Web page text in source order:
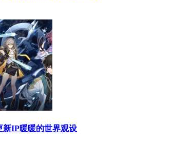
新IP暖暖的世界观设